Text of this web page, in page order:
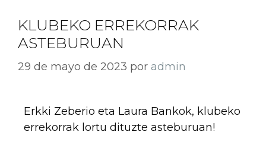
KLUBEKO ERREKORRAK
ASTEBURUAN
29 de mayo de 2023 por admin
Erkki Zeberio eta Laura Bankok, klubeko
errekorrak lortu dituzte asteburuan!